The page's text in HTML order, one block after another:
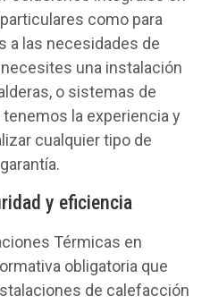
como para
a las necesidades de
una instalación
o sistemas de
la experiencia y
cualquier tipo de
y eficiencia
Térmicas en
obligatoria que
de calefacción